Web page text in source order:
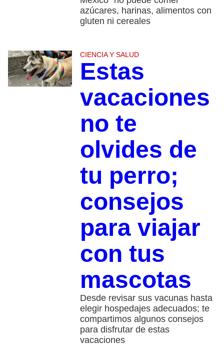
azúcares, harinas, alimentos con
gluten ni cereales
CIENCIA Y SALUD
Estas
vacaciones
no te
olvides de
tu perro;
consejos
para viajar
con tus
mascotas
Desde revisar sus vacunas hasta
elegir hospedajes adecuados; te
compartimos algunos consejos
para disfrutar de estas
vacaciones